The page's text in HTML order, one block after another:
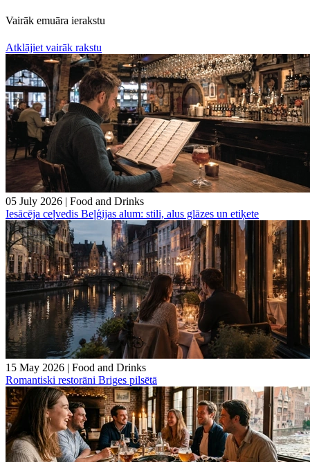
Vairāk emuāra ierakstu
Atklājiet vairāk rakstu
05 July 2026 | Food and Drinks
Iesācēja ceļvedis Beļģijas alum: stili, alus glāzes un etiķete
15 May 2026 | Food and Drinks
Romantiski restorāni Briges pilsētā